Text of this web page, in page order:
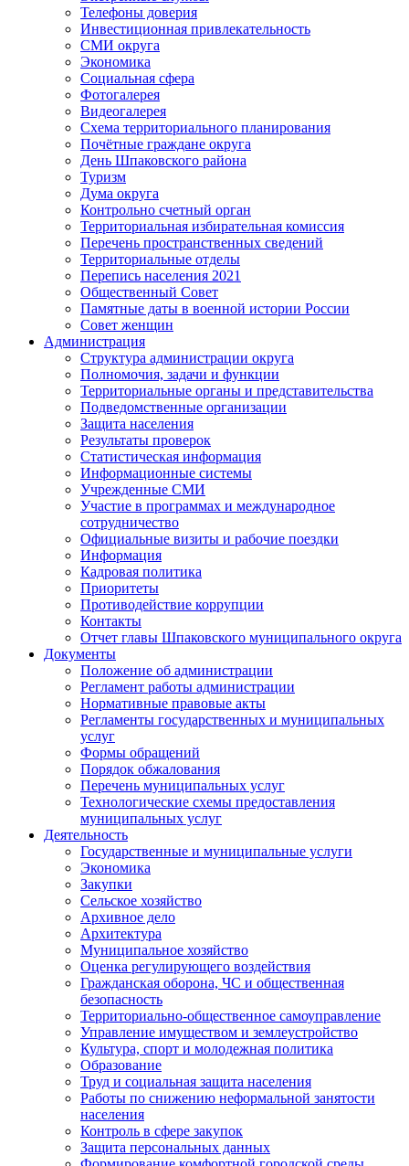
Телефоны доверия
Инвестиционная привлекательность
СМИ округа
Экономика
Социальная сфера
Фотогалерея
Видеогалерея
Схема территориального планирования
Почётные граждане округа
День Шпаковского района
Туризм
Дума округа
Контрольно счетный орган
Территориальная избирательная комиссия
Перечень пространственных сведений
Территориальные отделы
Перепись населения 2021
Общественный Совет
Памятные даты в военной истории России
Совет женщин
Администрация
Структура администрации округа
Полномочия, задачи и функции
Территориальные органы и представительства
Подведомственные организации
Защита населения
Результаты проверок
Статистическая информация
Информационные системы
Учрежденные СМИ
Участие в программах и международное
сотрудничество
Официальные визиты и рабочие поездки
Информация
Кадровая политика
Приоритеты
Противодействие коррупции
Контакты
Отчет главы Шпаковского муниципального округа
Документы
Положение об администрации
Регламент работы администрации
Нормативные правовые акты
Регламенты государственных и муниципальных
услуг
Формы обращений
Порядок обжалования
Перечень муниципальных услуг
Технологические схемы предоставления
муниципальных услуг
Деятельность
Государственные и муниципальные услуги
Экономика
Закупки
Сельское хозяйство
Архивное дело
Архитектура
Муниципальное хозяйство
Оценка регулирующего воздействия
Гражданская оборона, ЧС и общественная
безопасность
Территориально-общественное самоуправление
Управление имуществом и землеустройство
Культура, спорт и молодежная политика
Образование
Труд и социальная защита населения
Работы по снижению неформальной занятости
населения
Контроль в сфере закупок
Защита персональных данных